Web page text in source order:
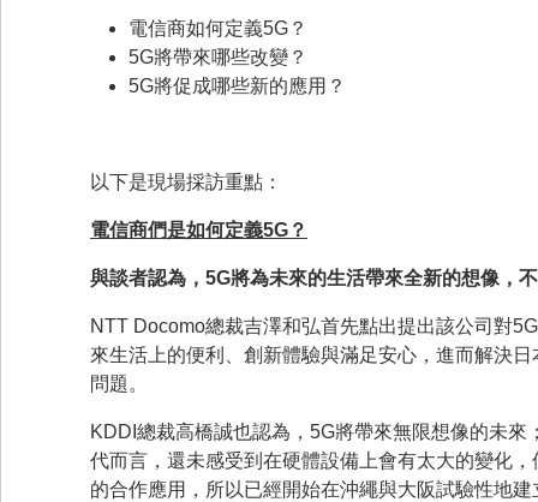
電信商如何定義5G？
5G將帶來哪些改變？
5G將促成哪些新的應用？
以下是現場採訪重點：
電信商們是如何定義5G ？
與談者認為， 5G將為未來的生活帶來全新的想像，
NTT Docomo總裁吉澤和弘首先點出提出該公司對
來生活上的便利、創新體驗與滿足安心，進而解決
問題。
KDDI總裁高橋誠也認為，5G將帶來無限想像的未
代而言，還未感受到在硬體設備上會有太大的變化
的合作應用，所以已經開始在沖繩與大阪試驗性地